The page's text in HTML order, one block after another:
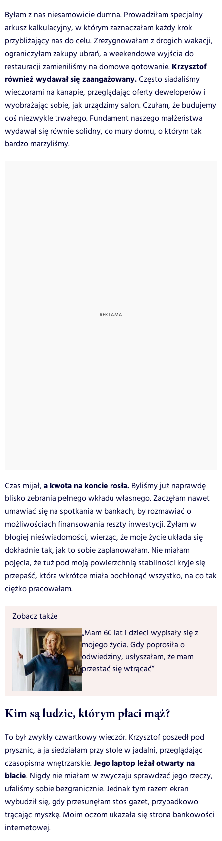
Byłam z nas niesamowicie dumna. Prowadziłam specjalny
arkusz kalkulacyjny, w którym zaznaczałam każdy krok
przybliżający nas do celu. Zrezygnowałam z drogich wakacji,
ograniczyłam zakupy ubrań, a weekendowe wyjścia do
restauracji zamieniliśmy na domowe gotowanie. Krzysztof
również wydawał się zaangażowany.Często siadaliśmy
wieczorami na kanapie, przeglądając oferty deweloperów i
wyobrażając sobie, jak urządzimy salon. Czułam, że budujemy
coś niezwykle trwałego. Fundament naszego małżeństwa
wydawał się równie solidny, co mury domu, o którym tak
bardzo marzyliśmy.
Czas mijał, a kwota na koncie rosła. Byliśmy już naprawdę
blisko zebrania pełnego wkładu własnego. Zaczęłam nawet
umawiać się na spotkania w bankach, by rozmawiać o
możliwościach finansowania reszty inwestycji. Żyłam w
błogiej nieświadomości, wierząc, że moje życie układa się
dokładnie tak, jak to sobie zaplanowałam. Nie miałam
pojęcia, że tuż pod moją powierzchnią stabilności kryje się
przepaść, która wkrótce miała pochłonąć wszystko, na co tak
ciężko pracowałam.
Zobacz także
„Mam 60 lat i dzieci wypisały się z
mojego życia. Gdy poprosiła o
odwiedziny, usłyszałam, że mam
przestać się wtrącać”
Kim są ludzie, którym płaci mąż?
To był zwykły czwartkowy wieczór. Krzysztof poszedł pod
prysznic, a ja siedziałam przy stole w jadalni, przeglądając
czasopisma wnętrzarskie.Jego laptop leżał otwarty na
blacie. Nigdy nie miałam w zwyczaju sprawdzać jego rzeczy,
ufaliśmy sobie bezgranicznie. Jednak tym razem ekran
wybudził się, gdy przesunęłam stos gazet, przypadkowo
trącając myszkę. Moim oczom ukazała się strona bankowości
internetowej.